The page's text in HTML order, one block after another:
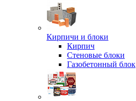
Кирпичи и блоки
Кирпич
Стеновые блоки
Газобетонный блок